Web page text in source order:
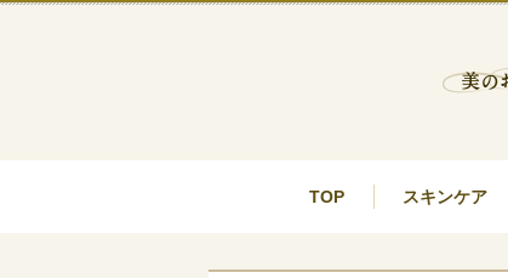
TOP スキンケア